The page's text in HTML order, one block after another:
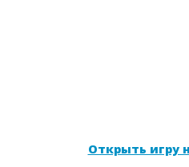
Открыть игру